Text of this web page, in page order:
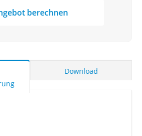
berechnen
Download